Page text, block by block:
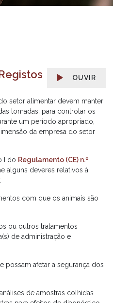
OUVIR
setor alimentar devem manter
tomadas, para controlar os
um período apropriado,
da empresa do setor
I do Regulamento (CE) n.º
alguns deveres relativos à
com que os animais são
ou outros tratamentos
de administração e
possam afetar a segurança dos
de amostras colhidas